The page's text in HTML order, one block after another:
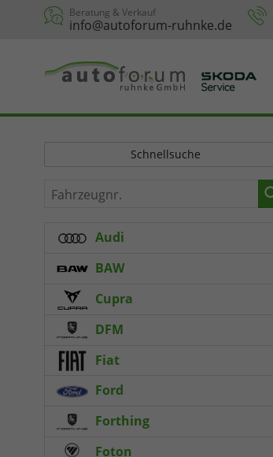
Beratung & Verkauf
info@autoforum-ruhnke.de
Schnellsuche
Fahrzeugnr.
Audi
BAW
Cupra
DFM
Fiat
Ford
Forthing
Foton